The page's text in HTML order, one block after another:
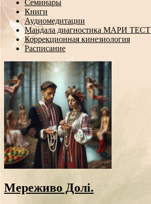
содержанию
Семинары
Книги
Аудиомедитации
Мандала диагностика МАРИ ТЕСТ
Коррекционная кинезиология
Расписание
Мереживо Долі.